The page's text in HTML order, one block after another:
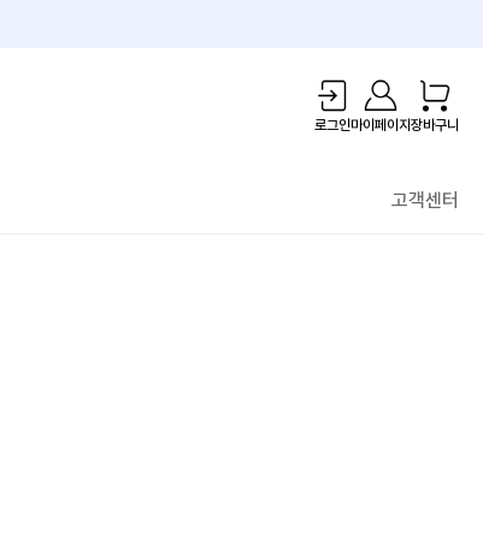
로그인마이페이지장바구니
고객센터